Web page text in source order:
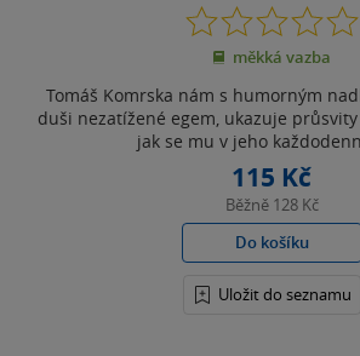
0.0
z
5
měkká vazba
Tomáš Komrska nám s humorným
duši nezatížené egem, ukazuje
jak se mu v jeho
115 Kč
Běžně 128 Kč
Do košíku
Uložit do seznamu